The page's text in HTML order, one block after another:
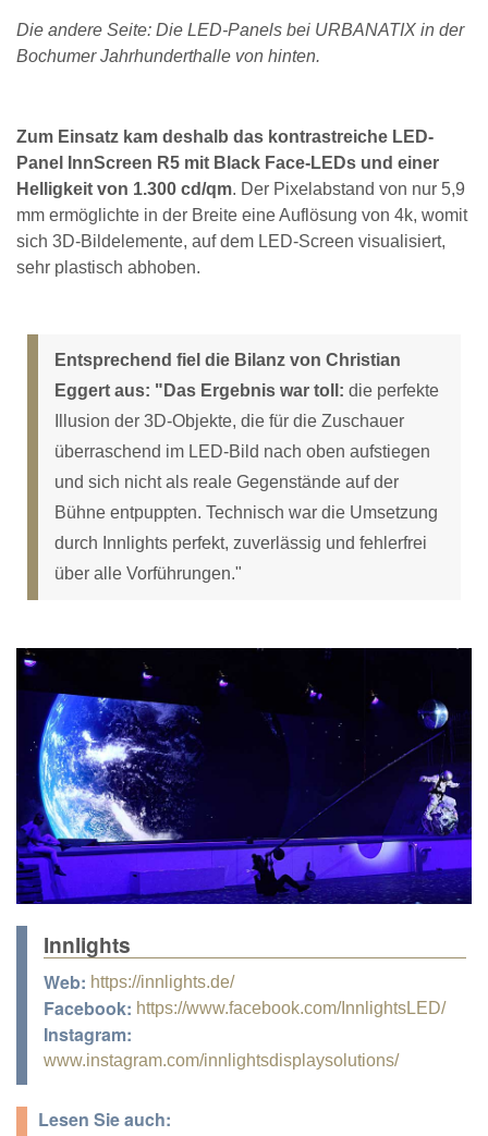
Die andere Seite: Die LED-Panels bei URBANATIX in der
Bochumer Jahrhunderthalle von hinten.
Zum Einsatz kam deshalb das kontrastreiche LED-
Panel InnScreen R5 mit Black Face-LEDs und einer
Helligkeit von 1.300 cd/qm. Der Pixelabstand von nur 5,9
mm ermöglichte in der Breite eine Auflösung von 4k, womit
sich 3D-Bildelemente, auf dem LED-Screen visualisiert,
sehr plastisch abhoben.
Entsprechend fiel die Bilanz von Christian
Eggert aus: "Das Ergebnis war toll: die perfekte
Illusion der 3D-Objekte, die für die Zuschauer
überraschend im LED-Bild nach oben aufstiegen
und sich nicht als reale Gegenstände auf der
Bühne entpuppten. Technisch war die Umsetzung
durch Innlights perfekt, zuverlässig und fehlerfrei
über alle Vorführungen."
Innlights
Web: https://innlights.de/
Facebook: https://www.facebook.com/InnlightsLED/
Instagram:
www.instagram.com/innlightsdisplaysolutions/
Lesen Sie auch: